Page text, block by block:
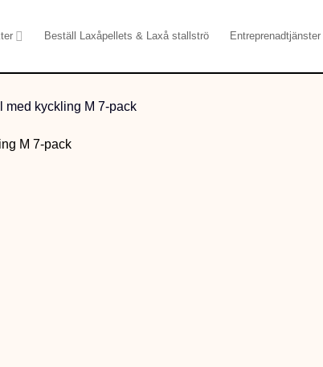
Beställ Laxåpellets & Laxå stallströ Entreprenadtjänster
med kyckling M 7-pack